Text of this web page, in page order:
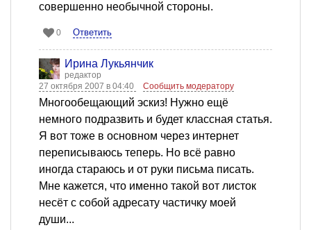
совершенно необычной стороны.
0 Ответить
Ирина Лукьянчик
редактор
27 октября 2007 в 04:40
Сообщить модератору
Многообещающий эскиз! Нужно ещё
немного подразвить и будет классная статья.
Я вот тоже в основном через интернет
переписываюсь теперь. Но всё равно
иногда стараюсь и от руки письма писать.
Мне кажется, что именно такой вот листок
несёт с собой адресату частичку моей
души...